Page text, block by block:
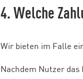
4. Welche
Wir bieten im Falle
Nachdem Nutzer